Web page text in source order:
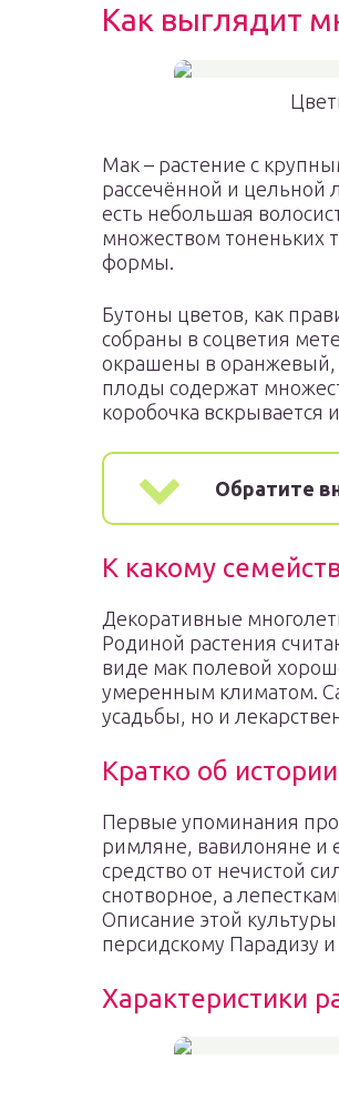
Как выглядит
Мак – растение с
рассечённой и цельной
есть небольшая
множеством тоненьких
формы.
Бутоны цветов, как
собраны в соцветия
окрашены в оранжевый,
плоды содержат
коробочка вскрывается
Обратите
К какому
Декоративные
Родиной растения
виде мак полевой
умеренным климатом.
усадьбы, но и
Кратко об
Первые упоминания
римляне, вавилоняне и
средство от нечистой
снотворное, а
Описание этой
персидскому Парадизу
Характеристики